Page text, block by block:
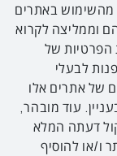
מהשימוש באתרים
וממליצה לקרוא
הפרטיות של
לבעלי
של אתרים אלו
עוד מובהר,
דעתה המלא
ו/או להוסיף